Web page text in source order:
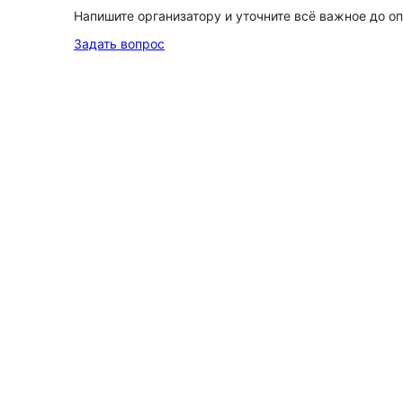
Напишите организатору и уточните всё важное до
Задать вопрос